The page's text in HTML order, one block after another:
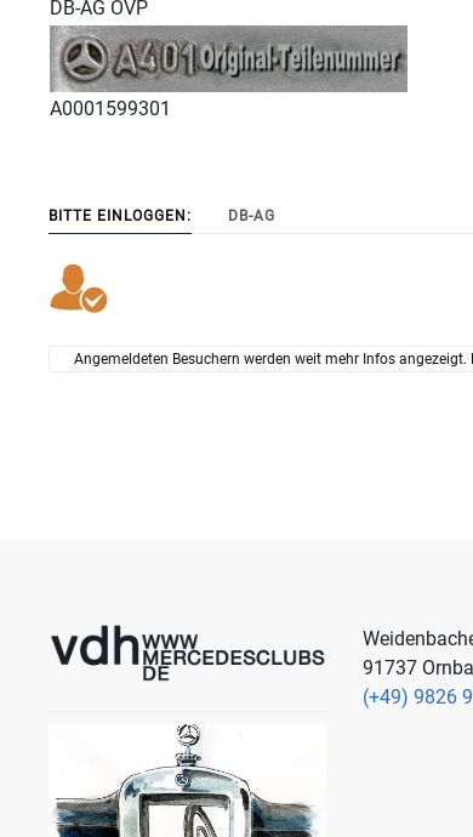
DB-AG OVP
A0001599301
BITTE EINLOGGEN: DB-AG
Angemeldeten Besuchern werden weit mehr Infos
91737
(+49) 9826